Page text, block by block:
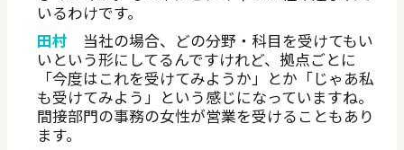
いるわけです。
田村 当社の場合、どの分野・科目を受けてもい
いという形にしてるんですけれど、拠点ごとに
「今度はこれを受けてみようか」とか「じゃあ私
も受けてみよう」という感じになっていますね。
間接部門の事務の女性が営業を受けることもあり
ます。